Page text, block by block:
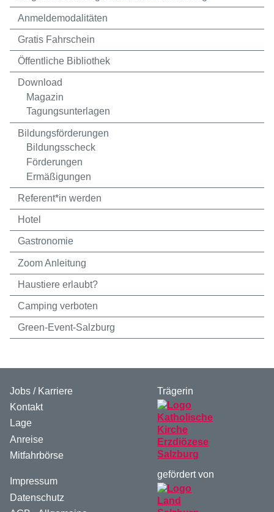
Anmeldemodalitäten
Gratis Fahrschein
Öffentliche Bibliothek
Download
Magazin
Tagungsunterlagen
Bildungsförderungen
Bildungsscheck
Förderungen
Ermäßigungen
Referent*in werden
Hotel
Gastronomie
Zoom Anleitung
Haustiere erlaubt?
Camping verboten
Green-Event-Salzburg
Jobs / Karriere
Kontakt
Lage
Anreise
Mitfahrbörse
Impressum
Datenschutz
Trägerin
gefördert von